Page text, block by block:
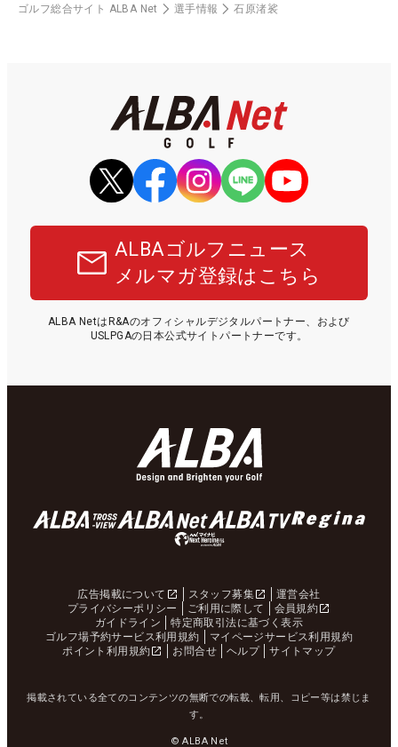
ゴルフ総合サイト ALBA Net 選手情報 石原渚裟
ALBAゴルフニュース
メルマガ登録はこちら
ALBA NetはR&Aのオフィシャルデジタルパートナー、および
USLPGAの日本公式サイトパートナーです。
広告掲載について スタッフ募集
運営会社
プライバシーポリシー
ご利用に際して
会員規約
ガイドライン
特定商取引法に基づく表示
ゴルフ場予約サービス利用規約
マイページサービス利用規約
ポイント利用規約
お問合せ ヘルプ サイトマップ
掲載されている全てのコンテンツの無断での転載、転用、コピー等は禁じま
す。
© ALBA Net